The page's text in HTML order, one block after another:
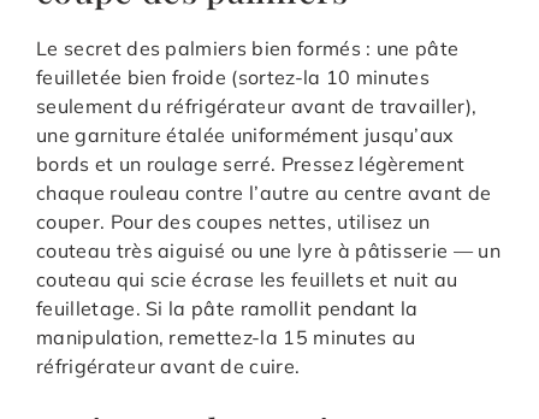
Le secret des palmiers bien formés : une pâte
feuilletée bien froide (sortez-la 10 minutes
seulement du réfrigérateur avant de travailler),
une garniture étalée uniformément jusqu’aux
bords et un roulage serré. Pressez légèrement
chaque rouleau contre l’autre au centre avant de
couper. Pour des coupes nettes, utilisez un
couteau très aiguisé ou une lyre à pâtisserie — un
couteau qui scie écrase les feuillets et nuit au
feuilletage. Si la pâte ramollit pendant la
manipulation, remettez-la 15 minutes au
réfrigérateur avant de cuire.